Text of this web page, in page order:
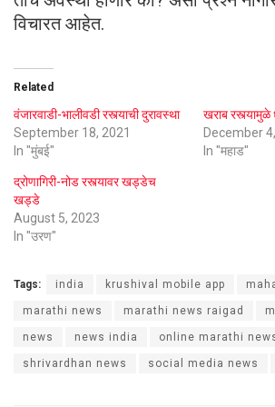
विचारत आहेत.
Related
वंजारवाडी-भालीवडी रस्त्याची दुरावस्था
September 18, 2021
In "मुंबई"
खराब रस्त्यामुळे
December
In "महाड"
द्रोणागिरी-नोड रस्त्यावर खड्डेच
खड्डे
August 5, 2023
In "उरण"
Tags: india krushival mobile app
marathi news marathi news raigad
news news india online marathi
shrivardhan news social media news